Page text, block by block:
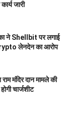
जारी
ने Shellbit पर लगाई
लेनदेन का आरोप
मंदिर दान मामले की
चार्जशीट